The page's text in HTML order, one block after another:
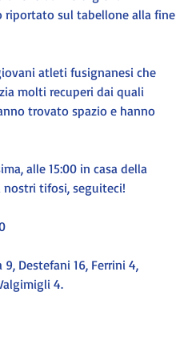
sul tabellone alla fine
atleti fusignanesi che
molti recuperi dai quali
trovato spazio e hanno
alle 15:00 in casa della
nostri tifosi, seguiteci!
Destefani 16, Ferrini 4,
4.